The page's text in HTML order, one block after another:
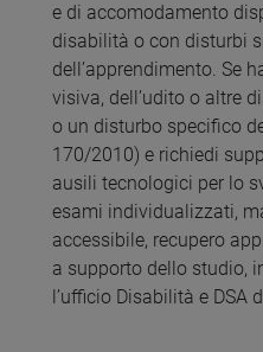
e di accomodamento
disabilità o con disturbi
dell’apprendimento. Se
visiva, dell’udito o altre
o un disturbo specifico
170/2010) e richiedi
ausili tecnologici per lo
esami individualizzati,
accessibile, recupero
a supporto dello studio,
l’ufficio Disabilità e DSA